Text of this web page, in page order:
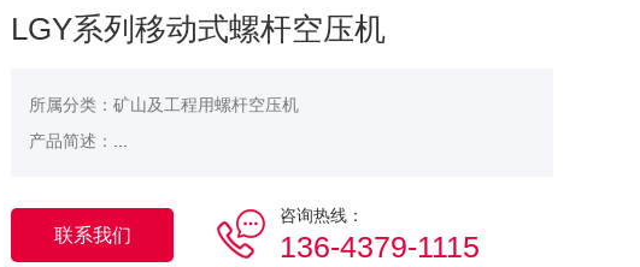
LGY系列移动式螺杆空压机
所属分类：矿山及工程用螺杆空压机
产品简述：
联系我们
咨询热线：
136-4379-1115